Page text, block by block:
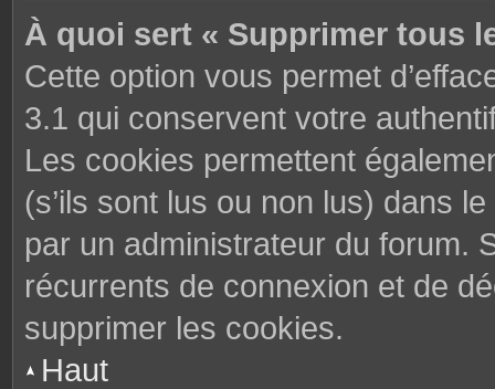
À quoi sert « Supprimer tous
Cette option vous permet
3.1 qui conservent votre
Les cookies permettent
(s’ils sont lus ou non lus) dans
par un administrateur du forum.
récurrents de connexion et de
supprimer les cookies.
Haut